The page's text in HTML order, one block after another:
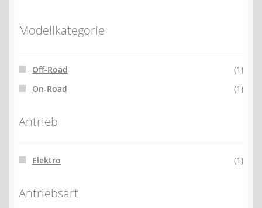
Modellkategorie
Off-Road
(1)
On-Road
(1)
Antrieb
Elektro (1)
Antriebsart